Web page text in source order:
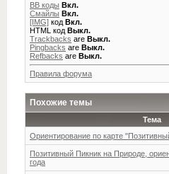
BB коды Вкл.
Смайлы Вкл.
[IMG] код Вкл.
HTML код Выкл.
Trackbacks are Выкл.
Pingbacks are Выкл.
Refbacks are Выкл.
Правила форума
Похожие темы
Тема
Ориентирование по карте
Позитивный Пикник на Природе,
года